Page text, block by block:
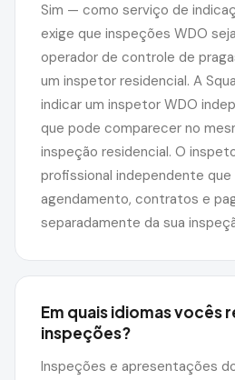
Sim — como serviço de
exige que inspeções WDO
operador de controle de
um inspetor residencial. A
indicar um inspetor WDO
que pode comparecer no
inspeção residencial. O
profissional independente
agendamento, contratos e
separadamente da sua
Em quais idiomas vocês
inspeções?
Inspeções e apresentações